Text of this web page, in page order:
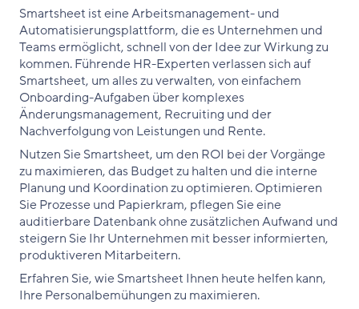
Smartsheet ist eine Arbeitsmanagement- und
Automatisierungsplattform, die es Unternehmen und
Teams ermöglicht, schnell von der Idee zur Wirkung zu
kommen. Führende HR-Experten verlassen sich auf
Smartsheet, um alles zu verwalten, von einfachem
Onboarding-Aufgaben über komplexes
Änderungsmanagement, Recruiting und der
Nachverfolgung von Leistungen und Rente.
Nutzen Sie Smartsheet, um den ROI bei der Vorgänge
zu maximieren, das Budget zu halten und die interne
Planung und Koordination zu optimieren. Optimieren
Sie Prozesse und Papierkram, pflegen Sie eine
auditierbare Datenbank ohne zusätzlichen Aufwand und
steigern Sie Ihr Unternehmen mit besser informierten,
produktiveren Mitarbeitern.
Erfahren Sie, wie Smartsheet Ihnen heute helfen kann,
Ihre Personalbemühungen zu maximieren.